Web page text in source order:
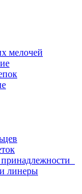
мелочей
линеры